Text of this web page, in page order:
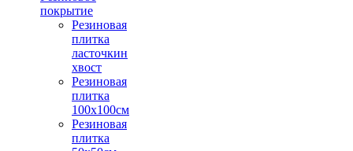
покрытие
Резиновая
плитка
ласточкин
хвост
Резиновая
плитка
100х100см
Резиновая
плитка